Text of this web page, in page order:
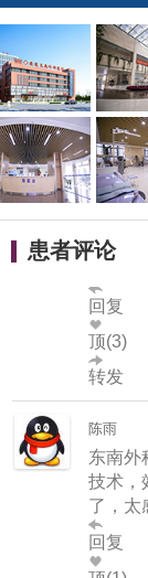
患者评论
花无缺
服务很
护士很
回复
顶(3)
转发
东南外
技术，
了，太
回复
顶(1)